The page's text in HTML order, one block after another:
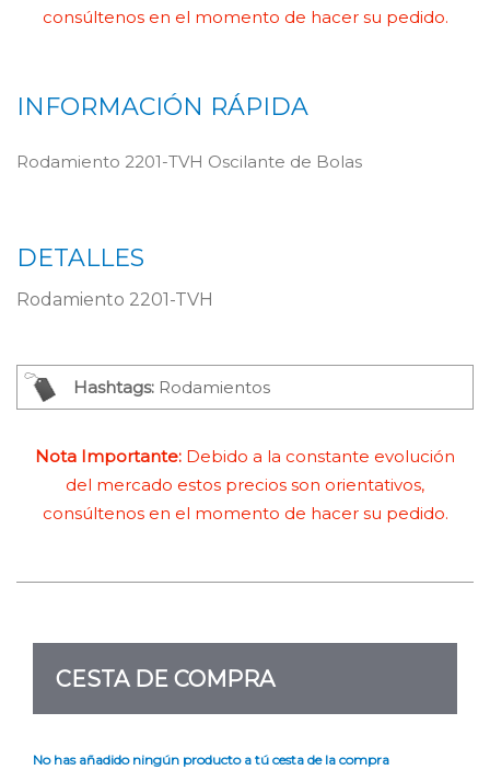
consúltenos en el momento de hacer su pedido.
INFORMACIÓN RÁPIDA
Rodamiento 2201-TVH Oscilante de Bolas
DETALLES
Rodamiento 2201-TVH
Hashtags: Rodamientos
Nota Importante: Debido a la constante evolución
del mercado estos precios son orientativos,
consúltenos en el momento de hacer su pedido.
CESTA DE COMPRA
No has añadido ningún producto a tú cesta de la compra